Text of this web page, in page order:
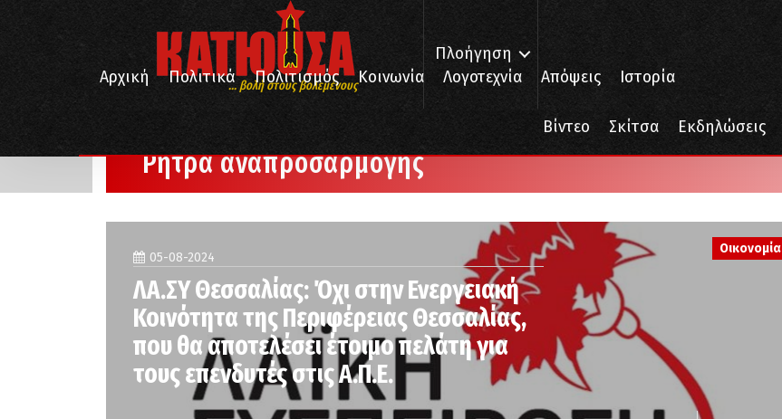
... βολή στους βολεμένους
Πλοήγηση
Αρχική
Πολιτικά Πολιτισμός Κοινωνία Λογοτεχνία Απόψεις Ιστορία
Βίντεο Σκίτσα Εκδηλώσεις
Ρήτρα αναπροσαρμογής
Ρήτρα αναπροσαρμογής
Οικονομία
05-08-2024
ΛΑ.ΣΥ Θεσσαλίας: Όχι στην Ενεργειακή
Κοινότητα της Περιφέρειας Θεσσαλίας,
που θα αποτελέσει έτοιμο πελάτη για
τους επενδυτές στις Α.Π.Ε.